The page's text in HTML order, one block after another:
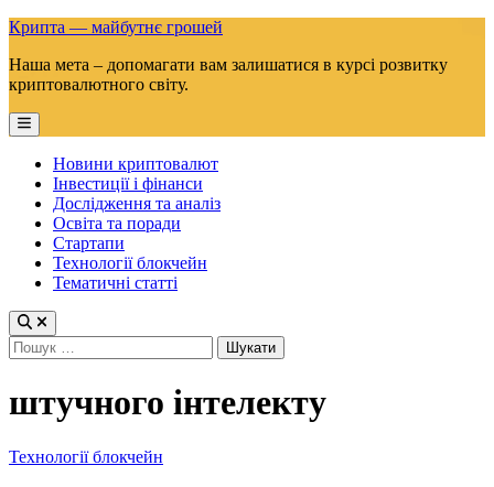
Skip
content
Крипта — майбутнє грошей
Наша мета – допомагати вам залишатися в курсі розвитку
криптовалютного світу.
Main
Menu
Новини криптовалют
Інвестиції і фінанси
Дослідження та аналіз
Освіта та поради
Стартапи
Технології блокчейн
Тематичні статті
Пошук:
штучного інтелекту
Posted
Технології блокчейн